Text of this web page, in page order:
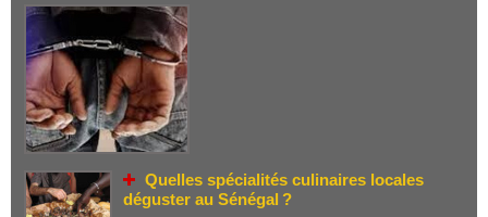
Quelles spécialités culinaires locales
déguster au Sénégal ?